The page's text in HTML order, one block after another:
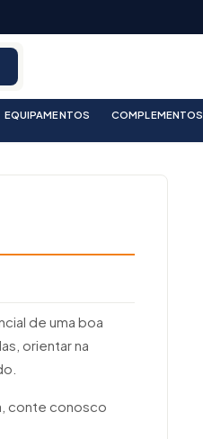
EQUIPAMENTOS COMPLEMENTOS
de uma boa
orientar na
conte conosco